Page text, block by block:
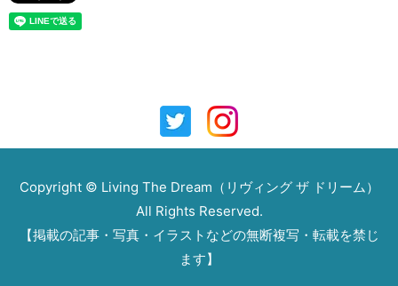
Copyright © Living The Dream（リヴィング ザ ドリーム）
All Rights Reserved.
【掲載の記事・写真・イラストなどの無断複写・転載を禁じ
ます】